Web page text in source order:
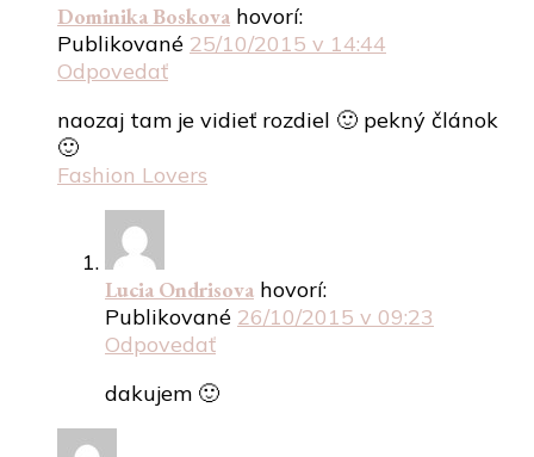
Dominika Boskova hovorí:
Publikované 25/10/2015 v 14:44
Odpovedať
naozaj tam je vidieť rozdiel 🙂 pekný článok
🙂
Fashion Lovers
Lucia Ondrisova hovorí:
Publikované 26/10/2015 v 09:23
Odpovedať
dakujem 🙂